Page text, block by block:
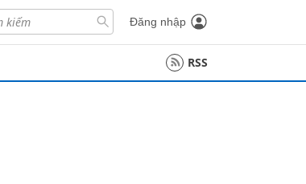
Đăng nhập
RSS